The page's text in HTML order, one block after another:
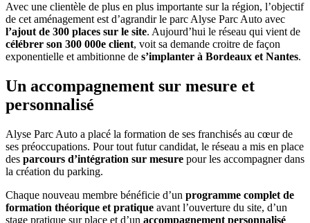
Avec une clientèle de plus en plus importante sur la région, l’objectif
de cet aménagement est d’agrandir le parc Alyse Parc Auto avec
l’ajout de 300 places sur le site. Aujourd’hui le réseau qui vient de
célébrer son 300 000e client, voit sa demande croitre de façon
exponentielle et ambitionne de s’implanter à Bordeaux et Nantes.
Un accompagnement sur mesure et
personnalisé
Alyse Parc Auto a placé la formation de ses franchisés au cœur de
ses préoccupations. Pour tout futur candidat, le réseau a mis en place
des parcours d’intégration sur mesure pour les accompagner dans
la création du parking.
Chaque nouveau membre bénéficie d’un programme complet de
formation théorique et pratique avant l’ouverture du site, d’un
stage pratique sur place et d’un accompagnement personnalisé